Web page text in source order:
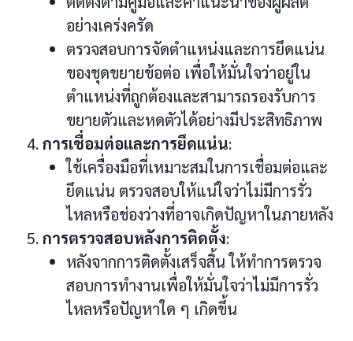
อย่างเคร่งครัด
ตรวจสอบการจัดตำแหน่งและการยึดแน่น
ของชุดขยายข้อต่อ เพื่อให้มั่นใจว่าอยู่ใน
ตำแหน่งที่ถูกต้องและสามารถรองรับการ
ขยายตัวและหดตัวได้อย่างมีประสิทธิภาพ
การเชื่อมต่อและการยึดแน่น:
ใช้เครื่องมือที่เหมาะสมในการเชื่อมต่อและ
ยึดแน่น ตรวจสอบให้แน่ใจว่าไม่มีการรั่ว
ไหลหรือช่องว่างที่อาจเกิดปัญหาในภายหลัง
การตรวจสอบหลังการติดตั้ง:
หลังจากการติดตั้งเสร็จสิ้น ให้ทำการตรวจ
สอบการทำงานเพื่อให้มั่นใจว่าไม่มีการรั่ว
ไหลหรือปัญหาใด ๆ เกิดขึ้น